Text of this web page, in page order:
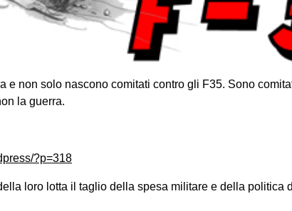
e non solo nascono comitati contro gli F35. Sono
la guerra.
?p=318
loro lotta il taglio della spesa militare e della politica